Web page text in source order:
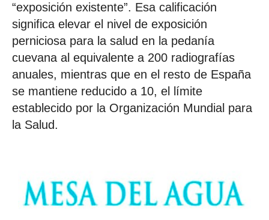
“exposición existente”. Esa calificación
significa elevar el nivel de exposición
perniciosa para la salud en la pedanía
cuevana al equivalente a 200 radiografías
anuales, mientras que en el resto de España
se mantiene reducido a 10, el límite
establecido por la Organización Mundial para
la Salud.